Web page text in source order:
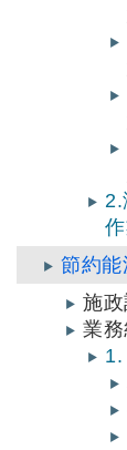
2.
節約能
施
業
1.